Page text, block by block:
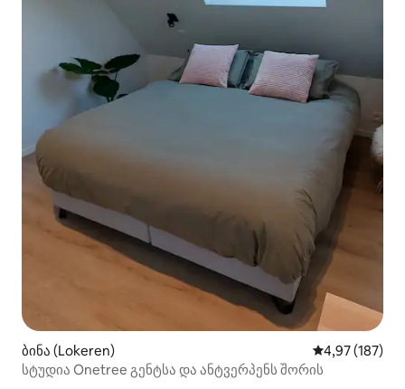
ბინა (Lokeren) საშუალო
4,97 (187)
სტუდია Onetree გენტსა და ანტვერპენს შორის